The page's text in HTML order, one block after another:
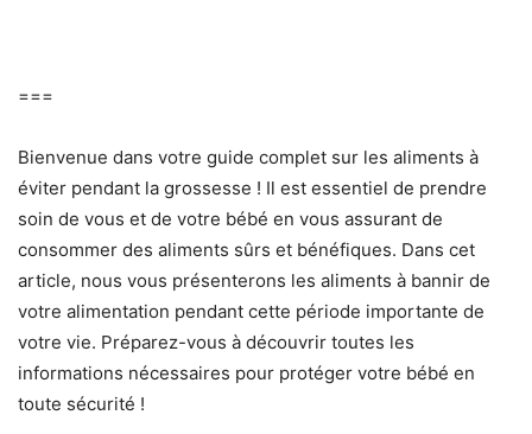
===
Bienvenue dans votre guide complet sur les aliments à
éviter pendant la grossesse ! Il est essentiel de prendre
soin de vous et de votre bébé en vous assurant de
consommer des aliments sûrs et bénéfiques. Dans cet
article, nous vous présenterons les aliments à bannir de
votre alimentation pendant cette période importante de
votre vie. Préparez-vous à découvrir toutes les
informations nécessaires pour protéger votre bébé en
toute sécurité !